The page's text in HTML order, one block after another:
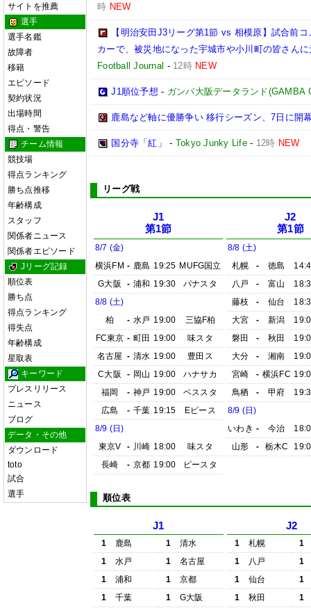
サイトを推薦
選手
選手名鑑
故障者
移籍
エピソード
契約状況
出場時間
得点・警告
チーム情報
競技場
得点ランキング
勝ち点推移
年齢構成
スタッフ
関係者ニュース
関係者エピソード
Jリーグ記録
順位表
勝ち点
得点ランキング
得失点
年齢構成
星取表
キーワード
プレスリリース
ニュース
ブログ
データ・その他
ダウンロード
toto
試合
選手
時 NEW
【明治安田J3リーグ第1節 vs 相模原】試合前
カーで、被災地になった宇城市や小川町の皆さん
Football Journal - 12時 NEW
J1順位予想 - ガンバ大阪データランド(GAMBA
鹿島など軸に優勝争い 移行シーズン、7日に開
国分寺「紅」 - Tokyo Junky Life- 12時 NEW
リーグ戦
J1
第1節
8/7 (金)
横浜FM - 鹿島 19:25 MUFG国立
G大阪
- 浦和 19:30
パナスタ
8/8 (土)
柏
- 水戸 19:00
三協F柏
FC東京 - 町田 19:00
味スタ
名古屋 - 清水 19:00
豊田ス
C大阪
- 岡山 19:00
ハナサカ
福岡
- 神戸 19:00
ベススタ
広島
- 千葉 19:15
Eピース
8/9 (日)
東京V
- 川崎 18:00
味スタ
長崎
- 京都 19:00 ピースタ
J2
第1節
8/8 (土)
札幌
- 徳島
八戸
- 富山
藤枝
- 仙台
大宮
- 新潟
磐田
- 秋田
大分
- 湘南
宮崎
- 横浜FC
鳥栖
- 甲府
8/9 (日)
いわき - 今治
山形
- 栃木C
順位表
J1
1 鹿島 1
清水
1
水戸 1
名古屋
1
浦和 1
京都
1
千葉 1
G大阪
J2
1 札幌
1
1
八戸
1
1
仙台
1
1
秋田
1